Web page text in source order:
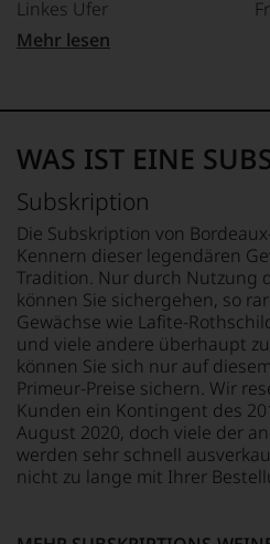
Linkes Ufer
APPELLATION
REBSORTEN
Cabernet Sauvignon
TRINKTEMPERATUR
18 °C
Mehr lesen
WAS IST EINE
Subskription
Die Subskription von
Kennern dieser legendären
Tradition. Nur durch Nutzung
können Sie sichergehen, so
Gewächse wie Lafite-
und viele andere überhaupt
können Sie sich nur auf
Primeur-Preise sichern. Wir
Kunden ein Kontingent des
August 2020, doch viele der
werden sehr schnell
nicht zu lange mit Ihrer